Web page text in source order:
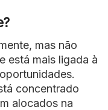
mas não
está mais ligada à
concentrado
alocados na